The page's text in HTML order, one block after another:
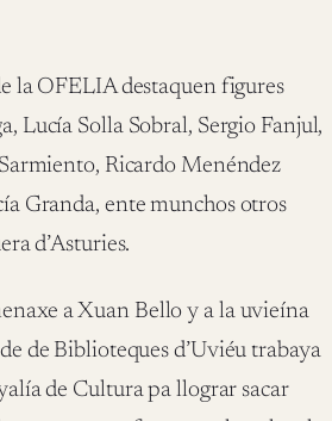
la OFELIA destaquen figures
Lucía Solla Sobral, Sergio Fanjul,
Ricardo Menéndez
Granda, ente munchos otros
d’Asturies.
a Xuan Bello y a la uvieína
de Biblioteques d’Uviéu trabaya
de Cultura pa llograr sacar